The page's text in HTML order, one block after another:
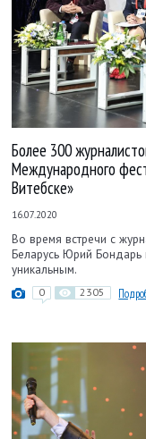
Более 300
Международного
Витебске»
16.07.2020
Во время встречи с
Беларусь Юрий Бондарь
уникальным.
0 2305